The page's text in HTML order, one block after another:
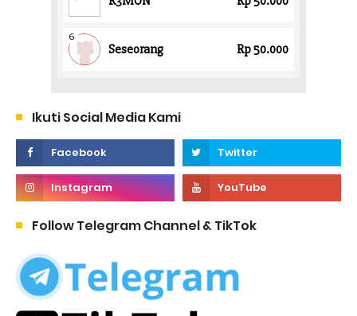
Ikuti Social Media Kami
Follow Telegram Channel & TikTok